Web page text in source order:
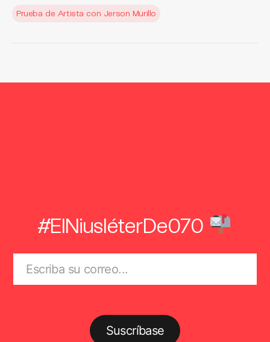
Prueba de Artista con Jerson Murillo
#ElNiusléterDe070
Suscríbase